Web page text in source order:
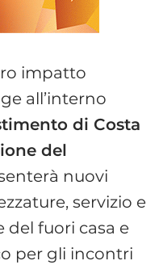
impatto
all’interno
di Costa
del
nuovi
servizio e
del fuori casa e
per gli incontri